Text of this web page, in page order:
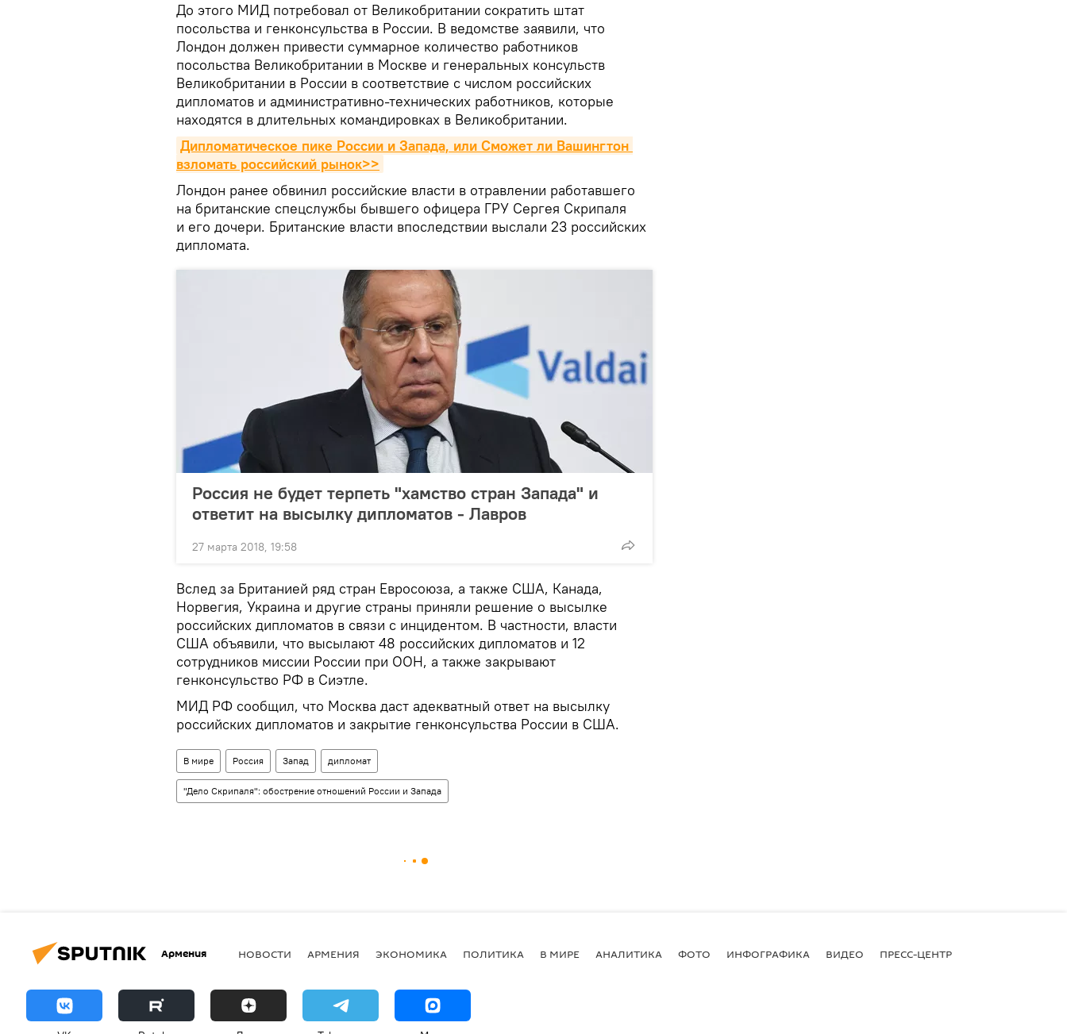
До этого МИД потребовал от Великобритании сократить штат
посольства и генконсульства в России. В ведомстве заявили, что
Лондон должен привести суммарное количество работников
посольства Великобритании в Москве и генеральных консульств
Великобритании в России в соответствие с числом российских
дипломатов и административно-технических работников, которые
находятся в длительных командировках в Великобритании.
Дипломатическое пике России и Запада, или Сможет ли Вашингтон
взломать российский рынок>>
Лондон ранее обвинил российские власти в отравлении работавшего
на британские спецслужбы бывшего офицера ГРУ Сергея Скрипаля
и его дочери. Британские власти впоследствии выслали 23 российских
дипломата.
Россия не будет терпеть "хамство стран Запада" и
ответит на высылку дипломатов - Лавров
27 марта 2018, 19:58
Вслед за Британией ряд стран Евросоюза, а также США, Канада,
Норвегия, Украина и другие страны приняли решение о высылке
российских дипломатов в связи с инцидентом. В частности, власти
США объявили, что высылают 48 российских дипломатов и 12
сотрудников миссии России при ООН, а также закрывают
генконсульство РФ в Сиэтле.
МИД РФ сообщил, что Москва даст адекватный ответ на высылку
российских дипломатов и закрытие генконсульства России в США.
В мире Россия Запад дипломат
"Дело Скрипаля": обострение отношений России и Запада
Армения НОВОСТИ АРМЕНИЯ ЭКОНОМИКА ПОЛИТИКА В МИРЕ АНАЛИТИКА ФОТО ИНФОГРАФИКА ВИДЕО ПРЕСС-ЦЕНТР